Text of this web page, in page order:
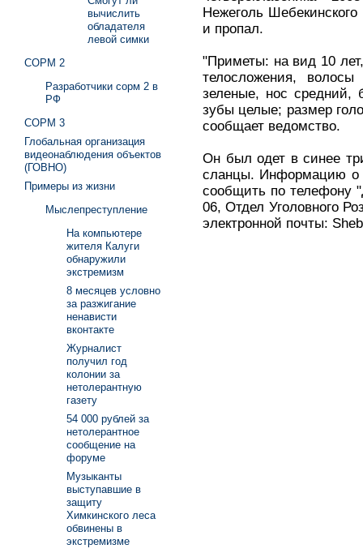
Нежеголь
и пропал.
"Приметы: на вид 10
телосложения,
зеленые, нос средний,
зубы целые; размер
сообщает ведомство.
Он был одет в синее
сланцы. Информацию о
сообщить по телефону
06, Отдел Уголовного
электронной почты:
вычислить
обладателя
левой симки
СОРМ 2
Разработчики сорм 2 в
РФ
СОРМ 3
Глобальная организация
видеонаблюдения объектов
(ГОВНО)
Примеры из жизни
Мыслепреступление
На компьютере
жителя Калуги
обнаружили
экстремизм
8 месяцев условно
за разжигание
ненависти
вконтакте
Журналист
получил год
колонии за
нетолерантную
газету
54 000 рублей за
нетолерантное
сообщение на
форуме
Музыканты
выступавшие в
защиту
Химкинского леса
обвинены в
экстремизме